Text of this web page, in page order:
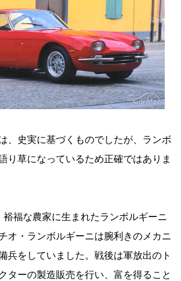
、史実に基づくものでしたが、ランボ
り草になっているため正確ではありま
福な農家に生まれたランボルギーニ
オ・ランボルギーニは腕利きのメカニ
兵をしていました。戦後は軍放出のト
ターの製造販売を行い、富を得ること